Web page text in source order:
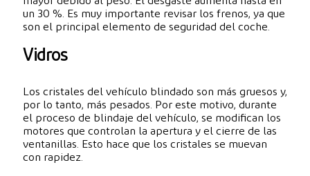
un 30 %. Es muy importante revisar los frenos, ya que
son el principal elemento de seguridad del coche.
Vidros
Los cristales del vehículo blindado son más gruesos y,
por lo tanto, más pesados. Por este motivo, durante
el proceso de blindaje del vehículo, se modifican los
motores que controlan la apertura y el cierre de las
ventanillas. Esto hace que los cristales se muevan
con rapidez.